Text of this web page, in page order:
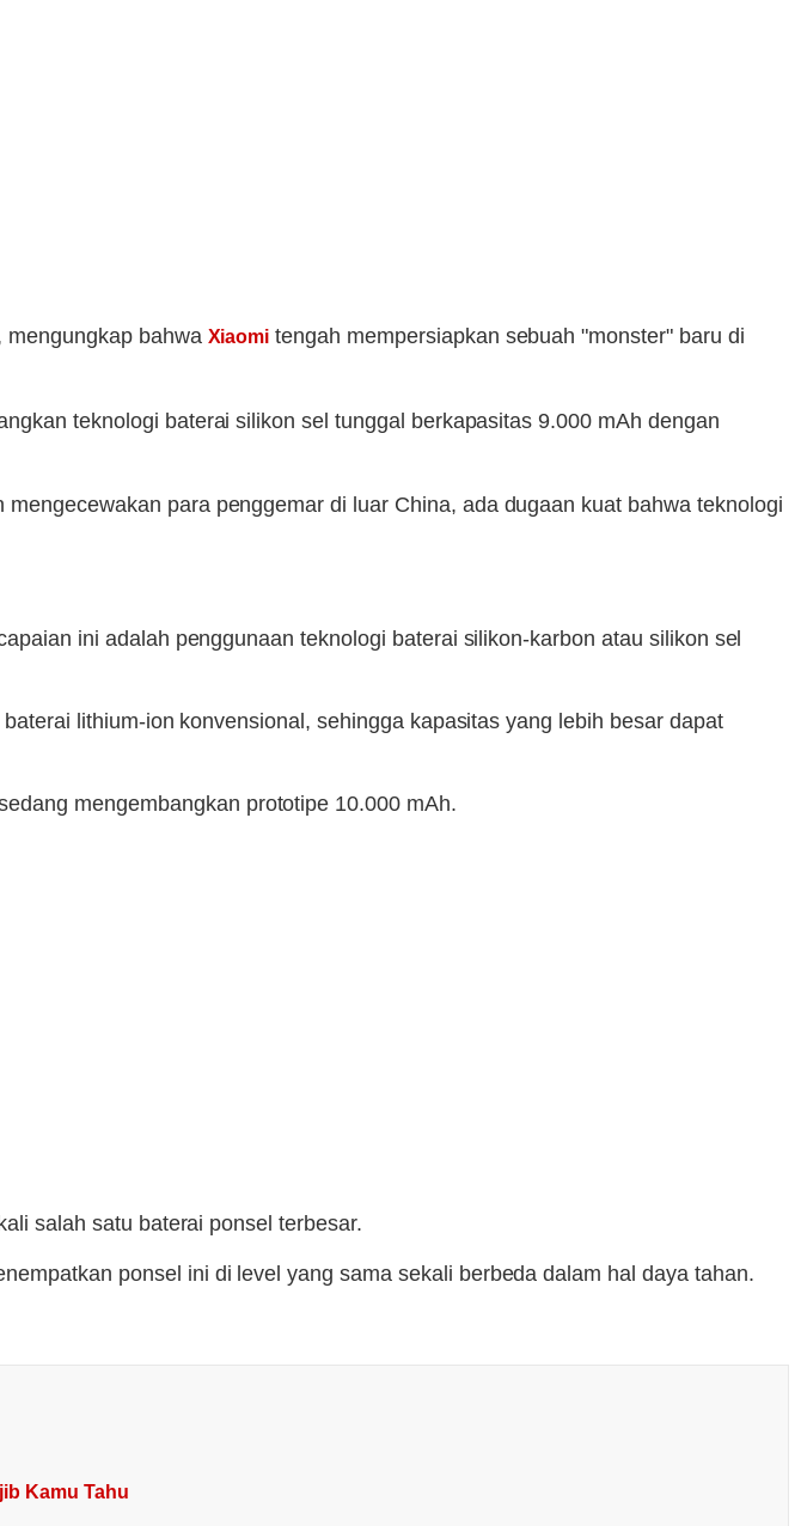
mengungkap bahwa Xiaomi tengah mempersiapkan sebuah "monster" baru di
teknologi baterai silikon sel tunggal berkapasitas 9.000 mAh dengan
para penggemar di luar China, ada dugaan kuat bahwa teknologi
ini adalah penggunaan teknologi baterai silikon-karbon atau silikon sel
lithium-ion konvensional, sehingga kapasitas yang lebih besar dapat
mengembangkan prototipe 10.000 mAh.
salah satu baterai ponsel terbesar.
ponsel ini di level yang sama sekali berbeda dalam hal daya tahan.
Kamu Tahu